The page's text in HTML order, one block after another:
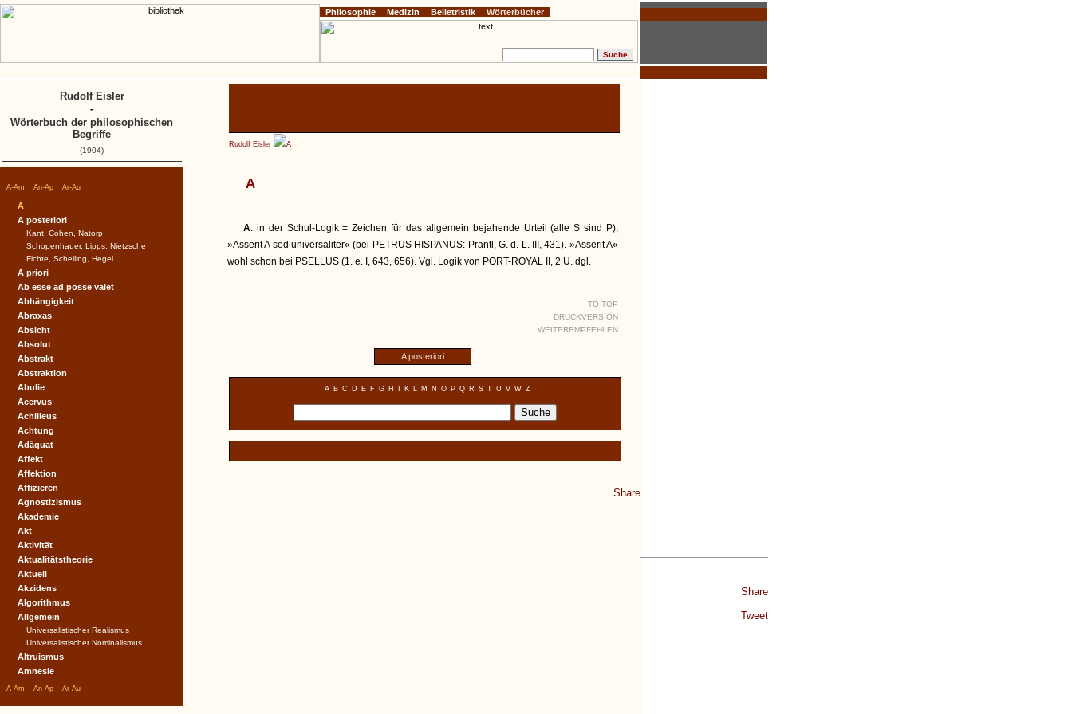
Share
Tweet
Rudolf Eisler A
A
A: in der Schul-Logik = Zeichen für das allgemein bejahende Urteil (alle S sind P),
»Asserit A sed universaliter« (bei PETRUS HISPANUS: Prantl, G. d. L. III, 431). »Asserit A«
wohl schon bei PSELLUS (1. e. I, 643, 656). Vgl. Logik von PORT-ROYAL II, 2 U. dgl.
TO TOP
DRUCKVERSION
WEITEREMPFEHLEN
A posteriori
A B C D E F G H K L M N O P Q R S T U V W Z
Share
A-Am An-Ap Ar-Au
A
A posteriori
Kant, Cohen, Natorp
Schopenhauer, Lipps, Nietzsche
Fichte, Schelling, Hegel
A priori
Ab esse ad posse valet
Abhängigkeit
Abraxas
Absicht
Absolut
Abstrakt
Abstraktion
Abulie
Acervus
Achilleus
Achtung
Adäquat
Affekt
Affektion
Affizieren
Agnostizismus
Akademie
Akt
Aktivität
Aktualitätstheorie
Aktuell
Akzidens
Algorithmus
Allgemein
Universalistischer Realismus
Universalistischer Nominalismus
Altruismus
Amnesie
A-Am An-Ap Ar-Au
Philosophie Medizin Belletristik Wörterbücher
Rudolf Eisler
-
Wörterbuch der philosophischen
Begriffe
(1904)